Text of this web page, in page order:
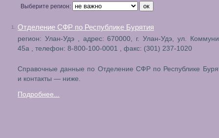
Выберите регион:
1. Отделение СФР по Республике Бурятия
регион: Улан-Удэ , адрес: 670000, г. Улан-Удэ, ул.
45а , телефон: 8-800-100-0001 , факс: (301) 237-1020
Справочные данные по Отделение СФР по Республике
и контакты — ниже.
Подробнее...